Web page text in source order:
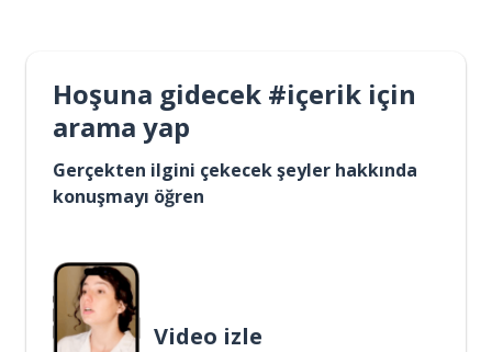
Hoşuna gidecek #içerik için
arama yap
Gerçekten ilgini çekecek şeyler hakkında
konuşmayı öğren
Video izle